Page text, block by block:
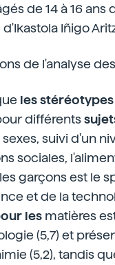
de 14 à 16 ans
d'Ikastola Iñigo
de l'analyse
les
différents
suivi d'un
sociales,
garçons est le
et de la
les matières
(5,7) et
(5,2), tandis